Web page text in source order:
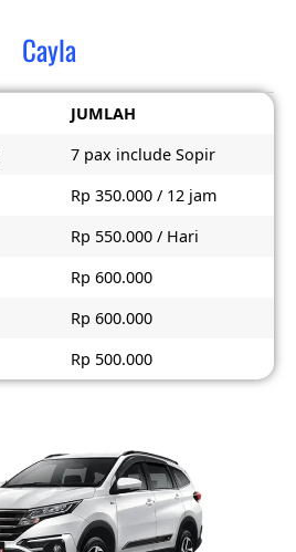
Cayla
JUMLAH
7 pax include Sopir
Rp 350.000 / 12 jam
Rp 550.000 / Hari
Rp 600.000
Rp 600.000
Rp 500.000